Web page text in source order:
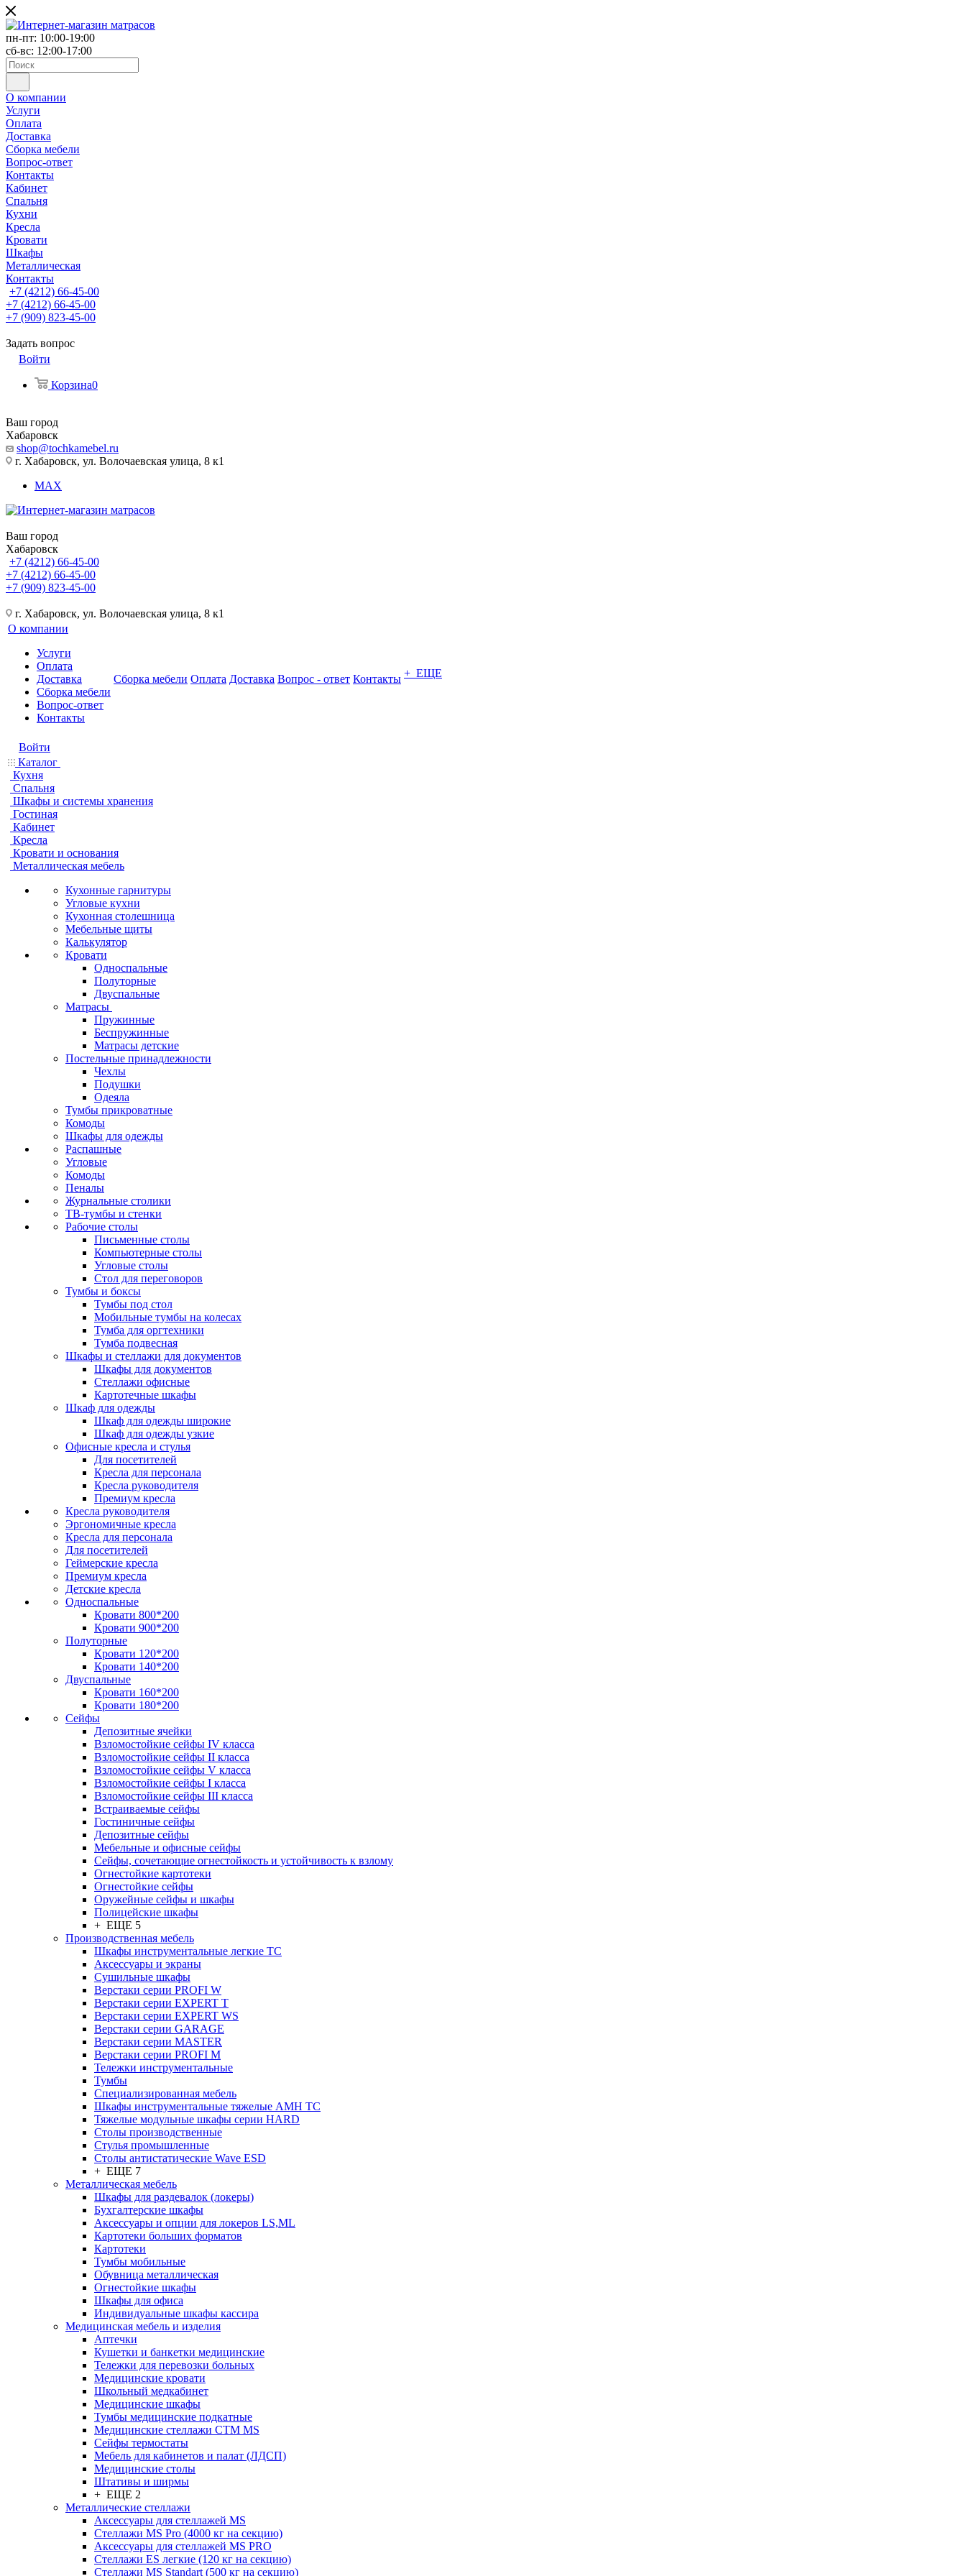
пн-пт: 10:00-19:00
сб-вс: 12:00-17:00
О компании
Услуги
Оплата
Доставка
Сборка мебели
Вопрос-ответ
Контакты
Кабинет
Спальня
Кухни
Кресла
Кровати
Шкафы
Металлическая
Контакты
+7 (4212) 66-45-00
+7 (4212) 66-45-00
+7 (909) 823-45-00
Задать вопрос
Войти
Корзина0
Ваш город
Хабаровск
shop@tochkamebel.ru
г. Хабаровск, ул. Волочаевская улица, 8 к1
MAX
Ваш город
Хабаровск
+7 (4212) 66-45-00
+7 (4212) 66-45-00
+7 (909) 823-45-00
г. Хабаровск, ул. Волочаевская улица, 8 к1
О компании
Услуги
Оплата
Доставка
Сборка мебели
Вопрос-ответ
Контакты
Сборка мебели Оплата Доставка Вопрос - ответ Контакты + ЕЩЕ
Войти
Каталог
Кухня
Спальня
Шкафы и системы хранения
Гостиная
Кабинет
Кресла
Кровати и основания
Металлическая мебель
Кухонные гарнитуры
Угловые кухни
Кухонная столешница
Мебельные щиты
Калькулятор
Кровати
Односпальные
Полуторные
Двуспальные
Матрасы
Пружинные
Беспружинные
Матрасы детские
Постельные принадлежности
Чехлы
Подушки
Одеяла
Тумбы прикроватные
Комоды
Шкафы для одежды
Распашные
Угловые
Комоды
Пеналы
Журнальные столики
ТВ‑тумбы и стенки
Рабочие столы
Письменные столы
Компьютерные столы
Угловые столы
Стол для переговоров
Тумбы и боксы
Тумбы под стол
Мобильные тумбы на колесах
Тумба для оргтехники
Тумба подвесная
Шкафы и стеллажи для документов
Шкафы для документов
Стеллажи офисные
Картотечные шкафы
Шкаф для одежды
Шкаф для одежды широкие
Шкаф для одежды узкие
Офисные кресла и стулья
Для посетителей
Кресла для персонала
Кресла руководителя
Премиум кресла
Кресла руководителя
Эргономичные кресла
Кресла для персонала
Для посетителей
Геймерские кресла
Премиум кресла
Детские кресла
Односпальные
Кровати 800*200
Кровати 900*200
Полуторные
Кровати 120*200
Кровати 140*200
Двуспальные
Кровати 160*200
Кровати 180*200
Сейфы
Депозитные ячейки
Взломостойкие сейфы IV класса
Взломостойкие сейфы II класса
Взломостойкие сейфы V класса
Взломостойкие сейфы I класса
Взломостойкие сейфы III класса
Встраиваемые сейфы
Гостиничные сейфы
Депозитные сейфы
Мебельные и офисные сейфы
Сейфы, сочетающие огнестойкость и устойчивость к взлому
Огнестойкие картотеки
Огнестойкие сейфы
Оружейные сейфы и шкафы
Полицейские шкафы
+ ЕЩЕ 5
Производственная мебель
Шкафы инструментальные легкие ТС
Аксессуары и экраны
Cушильные шкафы
Верстаки серии PROFI W
Верстаки серии EXPERT T
Верстаки серии EXPERT WS
Верстаки серии GARAGE
Верстаки серии MASTER
Верстаки серии PROFI M
Тележки инструментальные
Тумбы
Cпециализированная мебель
Шкафы инструментальные тяжелые AMH TC
Тяжелые модульные шкафы серии HARD
Столы производственные
Стулья промышленные
Столы антистатические Wave ESD
+ ЕЩЕ 7
Металлическая мебель
Шкафы для раздевалок (локеры)
Бухгалтерские шкафы
Аксессуары и опции для локеров LS,ML
Картотеки больших форматов
Картотеки
Тумбы мобильные
Обувница металлическая
Огнестойкие шкафы
Шкафы для офиса
Индивидуальные шкафы кассира
Медицинская мебель и изделия
Аптечки
Кушетки и банкетки медицинские
Тележки для перевозки больных
Медицинские кровати
Школьный медкабинет
Медицинские шкафы
Тумбы медицинские подкатные
Медицинские стеллажи CTM MS
Сейфы термостаты
Мебель для кабинетов и палат (ЛДСП)
Медицинские столы
Штативы и ширмы
+ ЕЩЕ 2
Металлические стеллажи
Аксессуары для стеллажей MS
Стеллажи MS Pro (4000 кг на секцию)
Аксессуары для стеллажей MS PRO
Стеллажи ES легкие (120 кг на секцию)
Стеллажи MS Standart (500 кг на секцию)